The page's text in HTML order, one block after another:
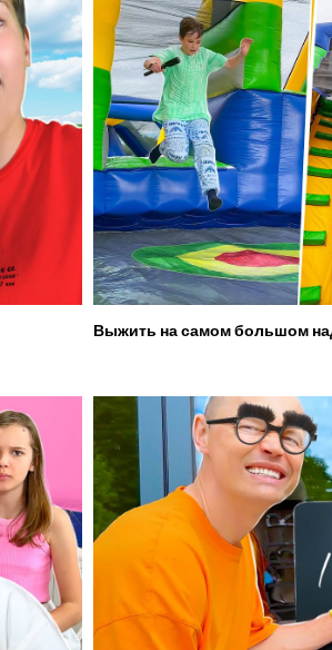
Выжить на самом большом